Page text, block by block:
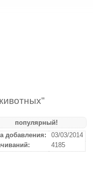
популярный!
добавления:
03/03/2014
4185